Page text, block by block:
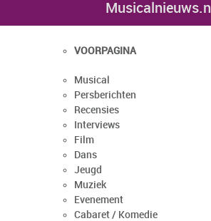
Musicalnieuws.nl
VOORPAGINA
Musical
Persberichten
Recensies
Interviews
Film
Dans
Jeugd
Muziek
Evenement
Cabaret / Komedie